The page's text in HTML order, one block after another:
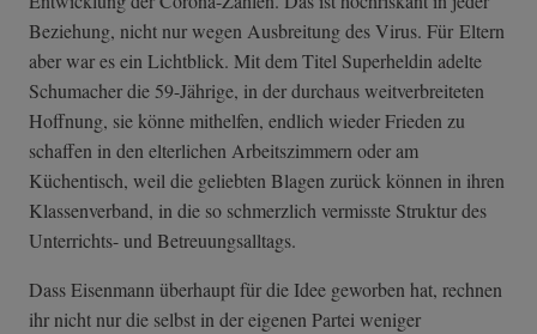
Beziehung, nicht nur wegen Ausbreitung des Virus. Für Eltern
aber war es ein Lichtblick. Mit dem Titel Superheldin adelte
Schumacher die 59-Jährige, in der durchaus weitverbreiteten
Hoffnung, sie könne mithelfen, endlich wieder Frieden zu
schaffen in den elterlichen Arbeitszimmern oder am
Küchentisch, weil die geliebten Blagen zurück können in ihren
Klassenverband, in die so schmerzlich vermisste Struktur des
Unterrichts- und Betreuungsalltags.
Dass Eisenmann überhaupt für die Idee geworben hat, rechnen
ihr nicht nur die selbst in der eigenen Partei weniger